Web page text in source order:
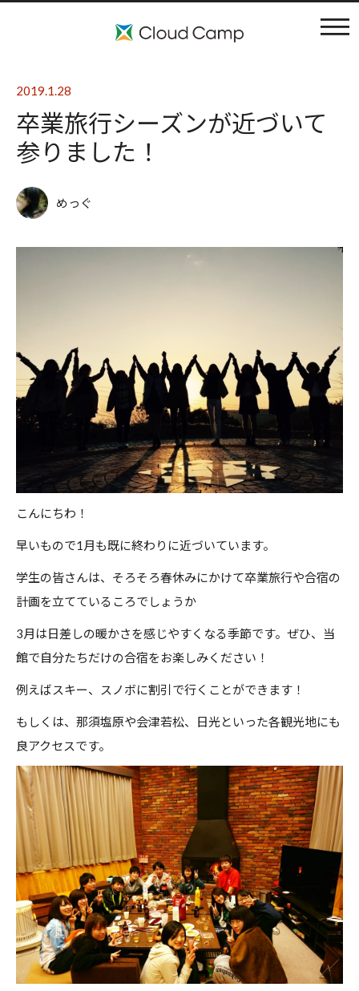
施設案内
ブログ
2019.1.28
卒業旅行シーズンが近づいて
参りました！
めっぐ
こんにちわ！
早いもので1月も既に終わりに近づいています。
学生の皆さんは、そろそろ春休みにかけて卒業旅行や合宿の
計画を立てているころでしょうか
3月は日差しの暖かさを感じやすくなる季節です。ぜひ、当
館で自分たちだけの合宿をお楽しみください！
例えばスキー、スノボに割引で行くことができます！
もしくは、那須塩原や会津若松、日光といった各観光地にも
良アクセスです。